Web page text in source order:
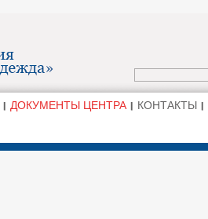
ДОКУМЕНТЫ ЦЕНТРА КОНТАКТЫ